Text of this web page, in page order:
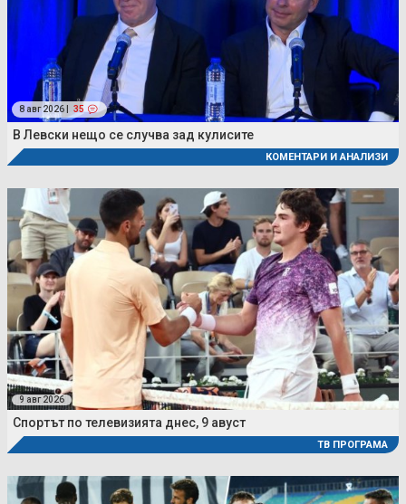
8 авг 2026 | 35
В Левски нещо се случва зад кулисите
КОМЕНТАРИ И АНАЛИЗИ
9 авг 2026
Спортът по телевизията днес, 9 авуст
ТВ ПРОГРАМА